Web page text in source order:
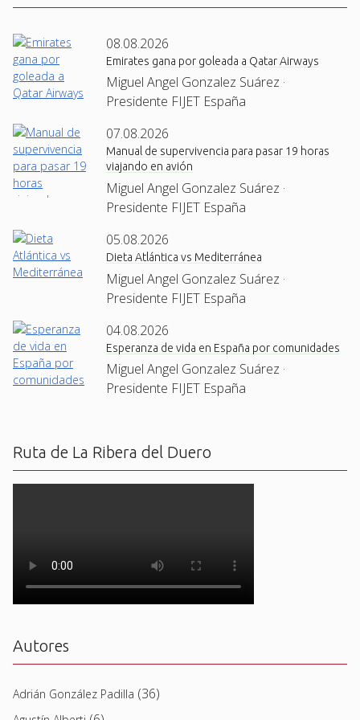
08.08.2026
Emirates gana por goleada a Qatar Airways
Miguel Angel Gonzalez Suárez ·
Presidente FIJET España
07.08.2026
Manual de supervivencia para pasar 19 horas
viajando en avión
Miguel Angel Gonzalez Suárez ·
Presidente FIJET España
05.08.2026
Dieta Atlántica vs Mediterránea
Miguel Angel Gonzalez Suárez ·
Presidente FIJET España
04.08.2026
Esperanza de vida en España por comunidades
Miguel Angel Gonzalez Suárez ·
Presidente FIJET España
Ruta de La Ribera del Duero
Autores
Adrián González Padilla (36)